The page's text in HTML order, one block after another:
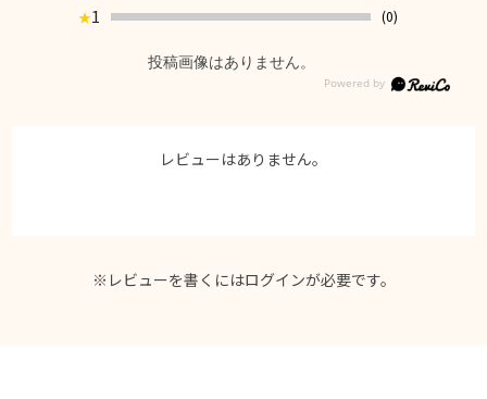
★1 (0)
投稿画像はありません。
レビューはありません。
※レビューを書くにはログインが必要です。